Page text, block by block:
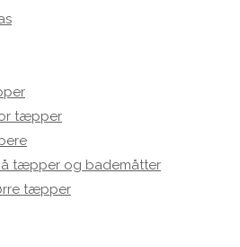
tæpper
tæpper og bademåtter
tæpper